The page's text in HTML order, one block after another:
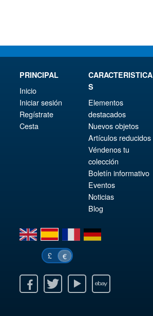
PRINCIPAL
Inicio
Iniciar sesión
Regístrate
Cesta
CARACTERISTICA
S
Elementos
destacados
Nuevos objetos
Artículos reducidos
Véndenos tu
colección
Boletín informativo
Eventos
Noticias
Blog
en es fr de
£ €
Youtube Ebay